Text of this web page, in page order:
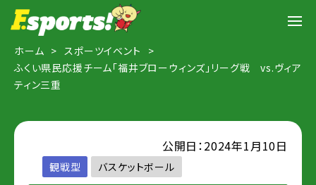
ホーム
スポーツイベント
ふくい県民応援チーム「福井ブローウィンズ」リーグ戦 vs.ヴィア
ティン三重
公開日：2024年1月10日
観戦型 バスケットボール